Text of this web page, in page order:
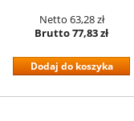
Netto 63,28 zł
Brutto77,83 zł
Dodaj do koszyka